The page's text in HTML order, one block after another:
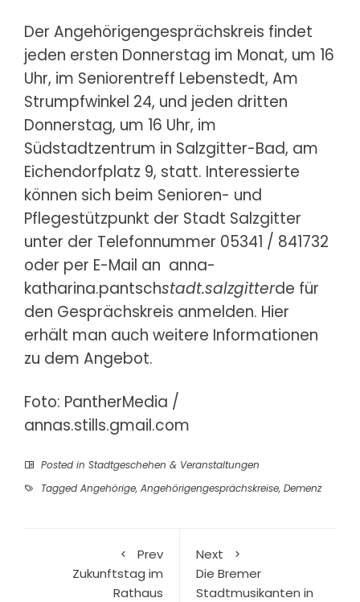
Der Angehörigengesprächskreis findet
jeden ersten Donnerstag im Monat, um 16
Uhr, im Seniorentreff Lebenstedt, Am
Strumpfwinkel 24, und jeden dritten
Donnerstag, um 16 Uhr, im
Südstadtzentrum in Salzgitter-Bad, am
Eichendorfplatz 9, statt. Interessierte
können sich beim Senioren- und
Pflegestützpunkt der Stadt Salzgitter
unter der Telefonnummer 05341 / 841732
oder per E-Mail an anna-
katharina.pantschstadt.salzgitterde für
den Gesprächskreis anmelden. Hier
erhält man auch weitere Informationen
zu dem Angebot.
Foto: PantherMedia /
annas.stills.gmail.com
Posted in Stadtgeschehen & Veranstaltungen
Tagged Angehörige, Angehörigengesprächskreise, Demenz
Prev
Zukunftstag im
Rathaus
Next
Die Bremer
Stadtmusikanten in